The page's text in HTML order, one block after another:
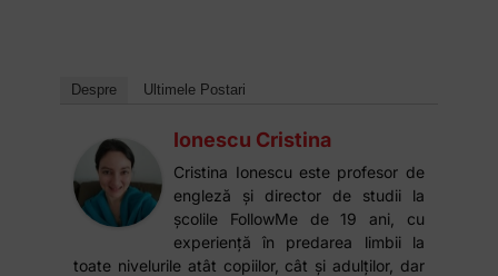
Despre Ultimele Postari
Ionescu Cristina
Cristina Ionescu este profesor de
engleză și director de studii la
școlile FollowMe de 19 ani, cu
experiență în predarea limbii la
toate nivelurile atât copiilor, cât și adulților, dar